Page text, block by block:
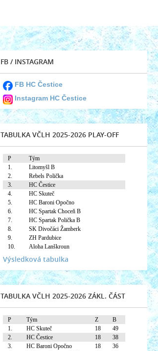
FB / INSTAGRAM
FB HC Čestice
Instagram HC Čestice
TABULKA VČLH 2025-2026 PLAY-OFF
P
Tým
1.
Litomyšl B
2.
Rebels Polička
3.
HC Čestice
4.
HC Skuteč
5.
HC Baroni Opočno
6.
HC Spartak Choceň B
7.
HC Spartak Polička B
8.
SK Divočáci Žamberk
9.
ZH Pardubice
10.
Aloha Lanškroun
Výsledková tabulka
TABULKA VČLH 2025-2026 ZÁKL. ČÁST
P Tým Z
B
1.
HC Skuteč 18
49
2.
HC Čestice 18
38
3.
HC Baroni Opočno 18
36